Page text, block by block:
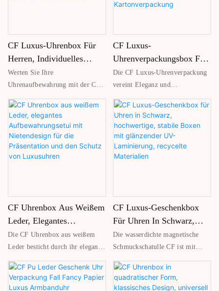
im Einzelhandel.
Armbanduhr vor Kratzern zu
Ihre Uhr. Dank individueller
Optionen ist sie auch eine ideale
Geschenkbox für eine einzelne
Uhr – geeignet für den
Markenverpackung. Das
kompakte Design bietet Platz für
eine Uhr und eignet sich daher
ideal für Reisen, die
Aufbewahrung zu Hause oder als
CF Luxus-Uhrenbox Für
Herren, Individuelles
Logo, Aufbewahrungs-
Geschenketui Aus PU-
Leder Mit PC-Material,
Elegante Verpackung Für
Herrenuhren
Werten Sie Ihre
Uhrenaufbewahrung mit der CF
Luxus-Uhrenbox für Herren auf
– gefertigt aus hochwertigem PU-
Leder für einen edlen Look,
gepaart mit strapazierfähigem
PC-Material für langanhaltenden
Schutz. Ideal zum Ordnen und
durchdachtes Geschenketui.
Individuelle Logo-Optionen
ermöglichen eine persönliche
oder markenbezogene Note,
während die elegante Verpackung
Perfekt für Uhrenliebhaber,
Sammler und alle, die ihre Uhren
CF Luxus-
Uhrenverpackungsbox Für
Geschenke, Individueller
Logodruck, Einzigartiges
Design, Geschenk-
Uhrenschubladenbox,
Kartonverpackung
Die CF Luxus-Uhrenverpackung
vereint Eleganz und
Funktionalität mit ihrem
einzigartigen Schubladendesign.
Hergestellt aus strapazierfähigem
Hartkarton bietet sie
hervorragenden Schutz und ein
angenehmes Auspackerlebnis.
individuellem Logodruck für eine
hochwertige Markenpräsentation.
CF Uhrenbox Aus Weißem
Leder, Elegantes
Aufbewahrungsetui Mit
Nietendesign Für Die
Präsentation Und Den
Schutz Von Luxusuhren
Die CF Uhrenbox aus weißem
Leder besticht durch ihr elegantes
Nietendesign und die hochwertige
Verarbeitung. Sie bietet Luxus
und Langlebigkeit. Sie ist für die
CF Luxus-Geschenkbox
Für Uhren In Schwarz,
Hochwertige, Stabile
Boxen Mit Glänzender UV-
Laminierung, Recycelte
Materialien
Die wasserdichte magnetische
Schmuckschatulle CF ist mit
einem sicheren Magnetverschluss
und einer weichen
Schaumstoffeinlage ausgestattet,